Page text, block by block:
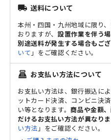
local_shipping 送料について
本州・四国・九州地域に限り
おりますが、 設置作業を伴う
別途送料が発生する場合もござ
いて 」をご確認ください。
point_of_sale お支払い方法について
お支払い方法は、銀行振込に
ットカード決済、コンビニ決
い等となります。商品や金額
だけるお支払い方法が異なり
い方法 」をご確認ください。